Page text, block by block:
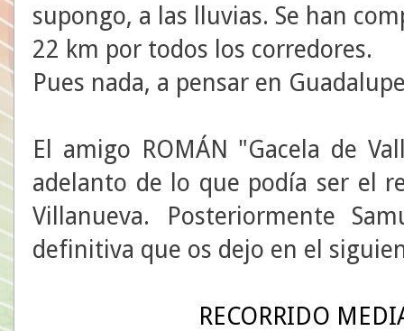
supongo, a las lluvias. Se han
22 km por todos los corredores.
Pues nada, a pensar en
El amigo ROMÁN "Gacela de
adelanto de lo que podía ser el
Villanueva. Posteriormente
definitiva que os dejo en el
RECORRIDO